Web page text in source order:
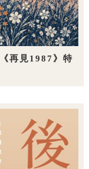
再見1987》特